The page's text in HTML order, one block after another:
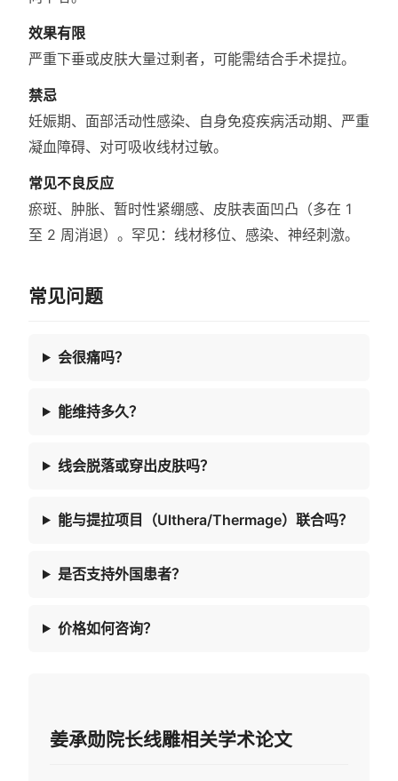
效果有限
严重下垂或皮肤大量过剩者，可能需结合手术提拉。
禁忌
妊娠期、面部活动性感染、自身免疫疾病活动期、严重
凝血障碍、对可吸收线材过敏。
常见不良反应
瘀斑、肿胀、暂时性紧绷感、皮肤表面凹凸（多在 1
至 2 周消退）。罕见：线材移位、感染、神经刺激。
常见问题
会很痛吗？
能维持多久？
线会脱落或穿出皮肤吗？
能与提拉项目（Ulthera/Thermage）联合吗？
是否支持外国患者？
价格如何咨询？
姜承勋院长线雕相关学术论文